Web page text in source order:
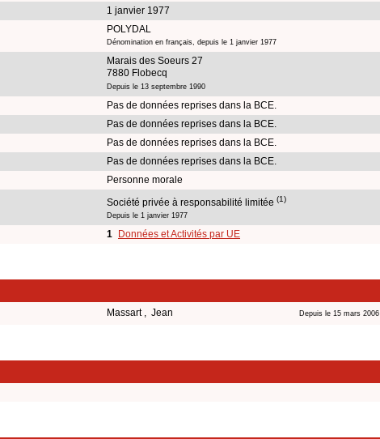
1 janvier 1977
POLYDAL
Dénomination en français, depuis le 1 janvier 1977
Marais des Soeurs 27
7880 Flobecq
Depuis le 13 septembre 1990
Pas de données reprises dans la BCE.
Pas de données reprises dans la BCE.
Pas de données reprises dans la BCE.
Pas de données reprises dans la BCE.
Personne morale
Société privée à responsabilité limitée (1)
Depuis le 1 janvier 1977
1 Données et Activités par UE
Massart , Jean Depuis le 15 mars 2006